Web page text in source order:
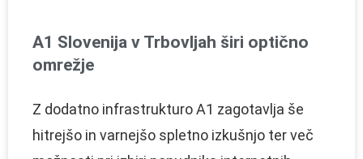
A1 Slovenija v Trbovljah širi optično
omrežje
Z dodatno infrastrukturo A1 zagotavlja še
hitrejšo in varnejšo spletno izkušnjo ter več